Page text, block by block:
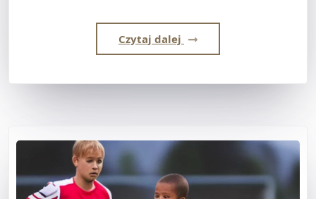
Czytaj dalej